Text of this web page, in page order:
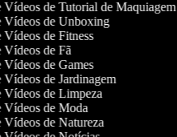
Vídeos de Tutorial de Maquiagem
Vídeos de Unboxing
Vídeos de Fitness
Vídeos de Fã
Vídeos de Games
Vídeos de Jardinagem
Vídeos de Limpeza
Vídeos de Moda
Vídeos de Natureza